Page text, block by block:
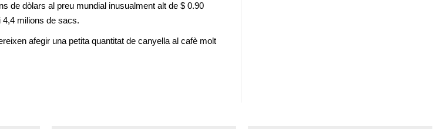
de dòlars al preu mundial inusualment alt de $ 0.90
4,4 milions de sacs.
afegir una petita quantitat de canyella al cafè molt